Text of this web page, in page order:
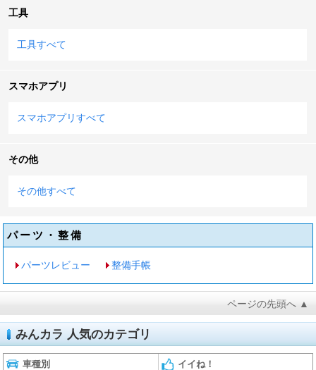
工具
工具すべて
スマホアプリ
スマホアプリすべて
その他
その他すべて
パーツ・整備
パーツレビュー 整備手帳
ページの先頭へ ▲
みんカラ 人気のカテゴリ
車種別 イイね！